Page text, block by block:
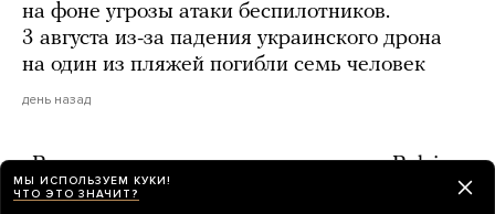
на фоне угрозы атаки беспилотников.
3 августа из-за падения украинского дрона
на один из пляжей погибли семь человек
день назад
«Верстка»: после взрыва в ресторане Balzi
Rossi могла умереть вторая родственница
МЫ ИСПОЛЬЗУЕМ КУКИ!
ЧТО ЭТО ЗНАЧИТ?